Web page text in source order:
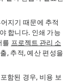
지기 때문에 추적
합니다. 인쇄 가능
를 프로젝트 관리 소
, 추적, 예산 편성을
함된 경우, 비용 보